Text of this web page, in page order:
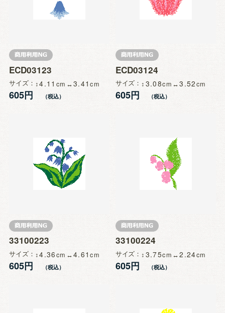
ECD03123
サイズ 4.11 3.41
605円
ECD03124
サイズ 3.08 3.52
605円
33100223
サイズ 4.36 4.61
605円
33100224
サイズ 3.75 2.24
605円